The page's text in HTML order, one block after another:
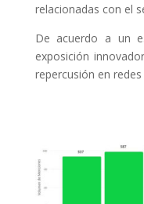
relacionadas con el
De acuerdo a un
exposición
repercusión en redes